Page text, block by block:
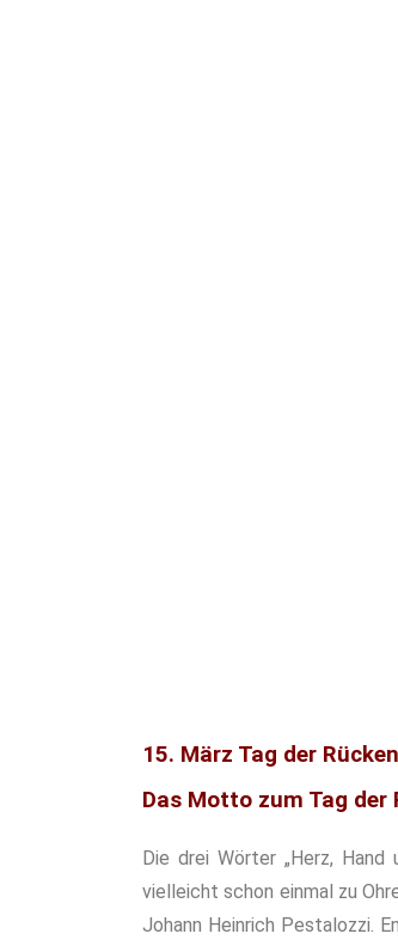
15. März Tag der
Das Motto zum Tag der
Die drei Wörter „Herz, Hand
vielleicht schon einmal zu
Johann Heinrich Pestalozzi.